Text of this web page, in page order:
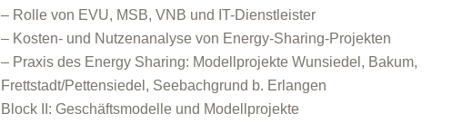
– Rolle von EVU, MSB, VNB und IT-Dienstleister
– Kosten- und Nutzenanalyse von Energy-Sharing-Projekten
– Praxis des Energy Sharing: Modellprojekte Wunsiedel, Bakum,
Frettstadt/Pettensiedel, Seebachgrund b. Erlangen
Block II: Geschäftsmodelle und Modellprojekte